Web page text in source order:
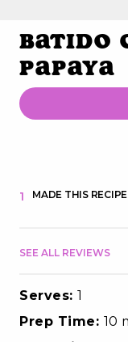
Batido
Papaya
1 MADE THIS RECIPE
SEE ALL REVIEWS
Serves: 1
Prep Time: 10